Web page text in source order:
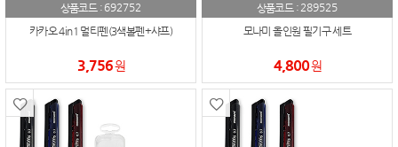
상품코드 : 692752
카카오 4in1 멀티펜(3색볼펜+샤프)
3,756원
상품코드 :289525
모나미 올인원 필기구 세트
4,800원